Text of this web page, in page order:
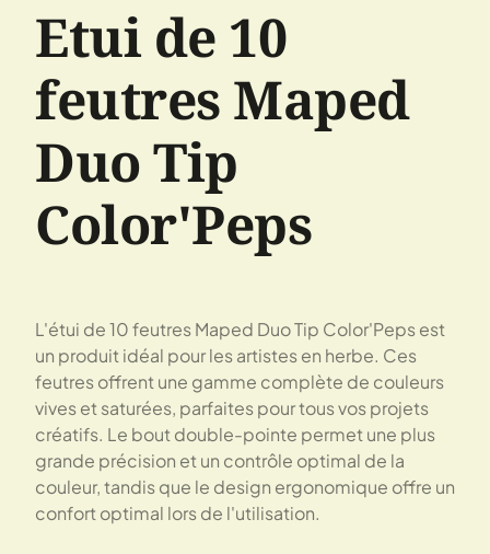
Etui de 10
feutres Maped
Duo Tip
Color'Peps
L'étui de 10 feutres Maped Duo Tip Color'Peps est
un produit idéal pour les artistes en herbe. Ces
feutres offrent une gamme complète de couleurs
vives et saturées, parfaites pour tous vos projets
créatifs. Le bout double-pointe permet une plus
grande précision et un contrôle optimal de la
couleur, tandis que le design ergonomique offre un
confort optimal lors de l'utilisation.